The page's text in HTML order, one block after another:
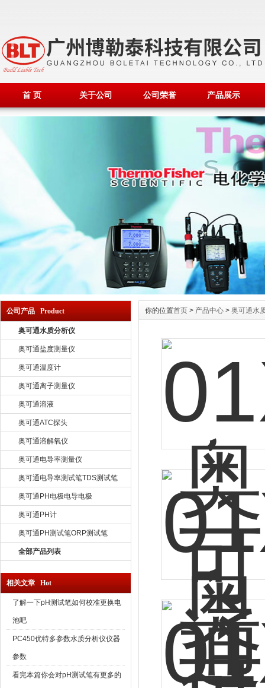
首 页 关于公司 公司荣誉 产品展示
公司产品 Product
奥可通水质分析仪
奥可通盐度测量仪
奥可通温度计
奥可通离子测量仪
奥可通溶液
奥可通ATC探头
奥可通溶解氧仪
奥可通电导率测量仪
奥可通电导率测试笔TDS测试笔
奥可通PH电极电导电极
奥可通PH计
奥可通PH测试笔ORP测试笔
全部产品列表
相关文章 Hot
了解一下pH测试笔如何校准更换电
池吧
PC450优特多参数水质分析仪仪器
参数
看完本篇你会对pH测试笔有更多的
你的位置首页 > 产品中心 > 奥可通水